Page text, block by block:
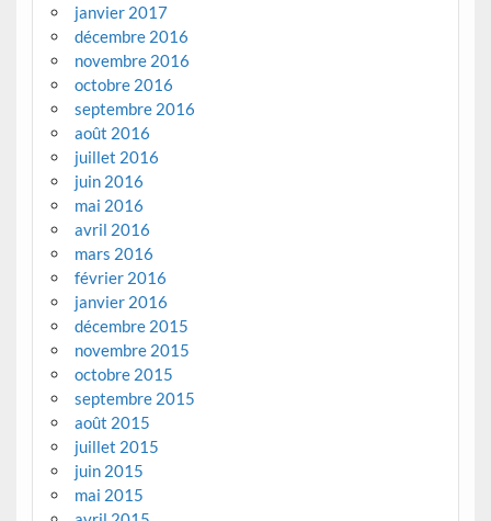
janvier 2017
décembre 2016
novembre 2016
octobre 2016
septembre 2016
août 2016
juillet 2016
juin 2016
mai 2016
avril 2016
mars 2016
février 2016
janvier 2016
décembre 2015
novembre 2015
octobre 2015
septembre 2015
août 2015
juillet 2015
juin 2015
mai 2015